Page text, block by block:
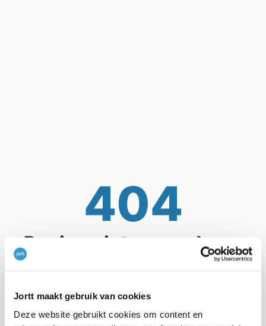
Jortt maakt gebruik van cookies
Deze website gebruikt cookies om content en
404
Pagina niet gevonden...
Hier hadden we geengrootboekrekening
gehouden.